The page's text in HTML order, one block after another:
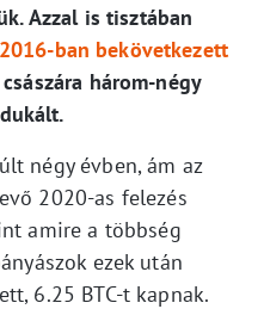
Azzal is tisztában
2016-ban bekövetkezett
három-négy
négy évben, ám az
2020-as felezés
amire a többség
ezek után
6.25 BTC-t kapnak.